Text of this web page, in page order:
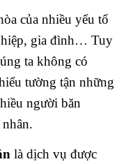
của nhiều yếu tố
gia đình… Tuy
ta không có
tường tận những
người băn
là dịch vụ được